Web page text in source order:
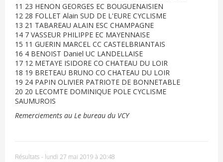
11 23 HENON GEORGES EC BOUGUENAISIEN
12 28 FOLLET Alain SUD DE L'EURE CYCLISME
13 21 TABAREAU ALAIN ESC CHAMPAGNE
14 7 VASSEUR PHILIPPE EC MAYENNAISE
15 11 GUERIN MARCEL CC CASTELBRIANTAIS
16 4 BENOIST Daniel UC LANDELLAISE
17 12 METAYE ISIDORE CO CHATEAU DU LOIR
18 19 BRETEAU BRUNO CO CHATEAU DU LOIR
19 24 PAPIN OLIVIER PATRIOTE DE BONNETABLE
20 20 LECOMTE DOMINIQUE POLE CYCLISME
SAUMUROIS
Remerciements au Le bureau du VCY
Résultats - lundi 27 mai 2019 à 20:48